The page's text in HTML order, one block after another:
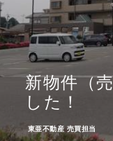
お問い合わせ
お気に入
新物件（
した！
東亜不動産 売買担当